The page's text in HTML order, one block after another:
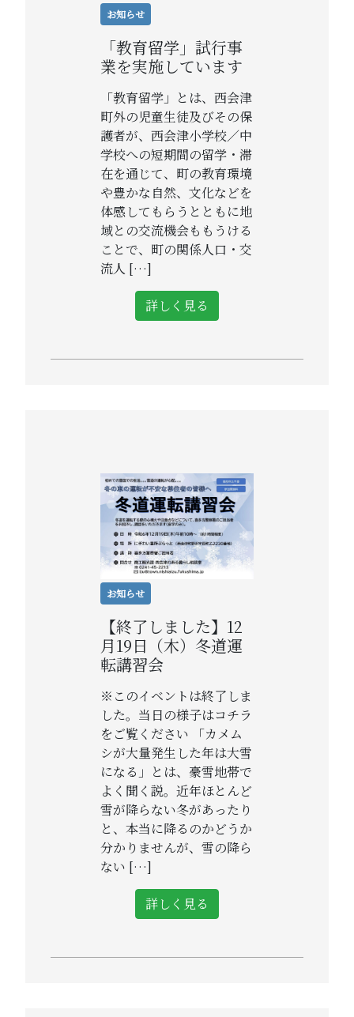
お知らせ
「教育留学」試行事
業を実施しています
「教育留学」とは、西会津
町外の児童生徒及びその保
護者が、西会津小学校／中
学校への短期間の留学・滞
在を通じて、町の教育環境
や豊かな自然、文化などを
体感してもらうとともに地
域との交流機会ももうける
ことで、町の関係人口・交
流人 […]
詳しく見る
お知らせ
【終了しました】12
月19日（木）冬道運
転講習会
※このイベントは終了しま
した。当日の様子はコチラ
をご覧ください 「カメム
シが大量発生した年は大雪
になる」とは、豪雪地帯で
よく聞く説。近年ほとんど
雪が降らない冬があったり
と、本当に降るのかどうか
分かりませんが、雪の降ら
ない […]
詳しく見る